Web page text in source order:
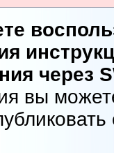
через
вы